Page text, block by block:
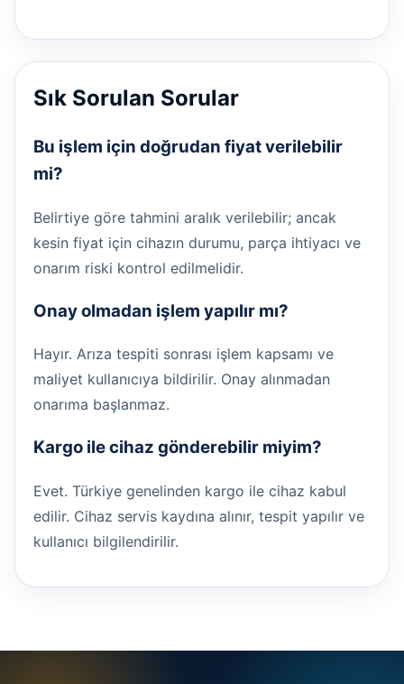
Sık Sorulan Sorular
Bu işlem için doğrudan fiyat verilebilir
mi?
Belirtiye göre tahmini aralık verilebilir; ancak
kesin fiyat için cihazın durumu, parça ihtiyacı ve
onarım riski kontrol edilmelidir.
Onay olmadan işlem yapılır mı?
Hayır. Arıza tespiti sonrası işlem kapsamı ve
maliyet kullanıcıya bildirilir. Onay alınmadan
onarıma başlanmaz.
Kargo ile cihaz gönderebilir miyim?
Evet. Türkiye genelinden kargo ile cihaz kabul
edilir. Cihaz servis kaydına alınır, tespit yapılır ve
kullanıcı bilgilendirilir.